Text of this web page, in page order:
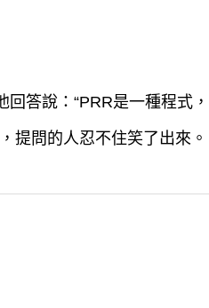
回答說：“PRR是一種程式
提問的人忍不住笑了出來。